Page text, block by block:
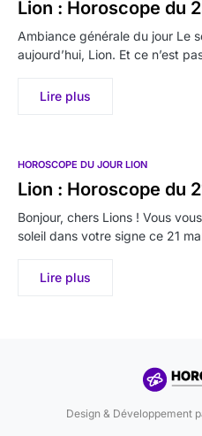
Lion : Horoscope du
Ambiance générale du jour Le
aujourd’hui, Lion. Et ce n’est
Lire plus
HOROSCOPE DU JOUR LION
Lion : Horoscope du
Bonjour, chers Lions ! Vous
soleil dans votre signe ce 21
Lire plus
Design & Développement